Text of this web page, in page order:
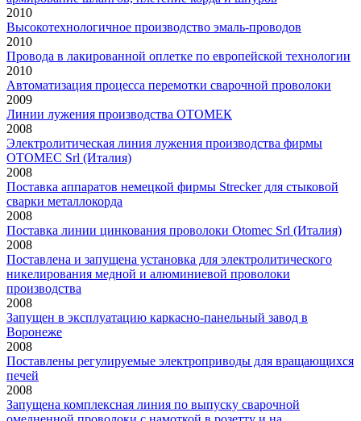
2010
Высокотехнологичное производство эмаль-проводов
2010
Провода в лакированной оплетке по европейской технологии
2010
Автоматизация процесса перемотки сварочной проволоки
2009
Линии лужения производства ОТОМЕК
2008
Электролитическая линия лужения производства фирмы
OTOMEC Srl (Италия)
2008
Поставка аппаратов немецкой фирмы Strecker для стыковой
сварки металлокорда
2008
Поставка линии цинкования проволоки Otomec Srl (Италия)
2008
Поставлена и запущена установка для электролитического
никелирования медной и алюминиевой проволоки
производства
2008
Запущен в эксплуатацию каркасно-панельный завод в
Воронеже
2008
Поставлены регулируемые электроприводы для вращающихся
печей
2008
Запущена комплексная линия по выпуску сварочной